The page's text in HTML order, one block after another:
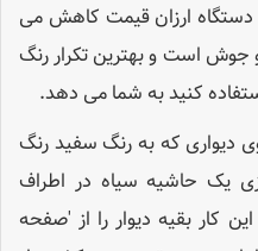
دستگاه ارزان قیمت کاهش می
است و بهترین تکرار رنگ
کنید به شما می دهد.
دیواری که به رنگ سفید رنگ
یک حاشیه سیاه در اطراف
کار بقیه دیوار را از 'صفحه